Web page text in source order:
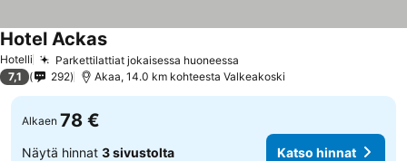
Hotelli Parkettilattiat jokaisessa huoneessa
Hotel Ackas
7,1 292 Akaa, 14.0 km kohteesta Valkeakoski
Alkaen 78 €
Näytä hinnat 3 sivustolta Katso hinnat